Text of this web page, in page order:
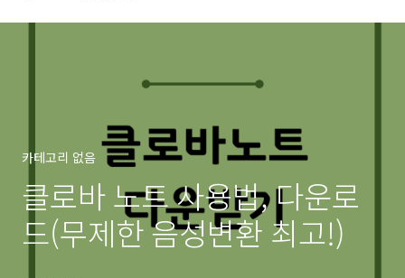
카테고리 없음
클로바 노트 사용법, 다운로
드(무제한 음성변환 최고!)